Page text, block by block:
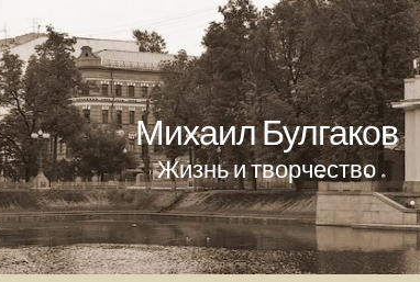
Михаил Булгаков
Жизнь и творчество